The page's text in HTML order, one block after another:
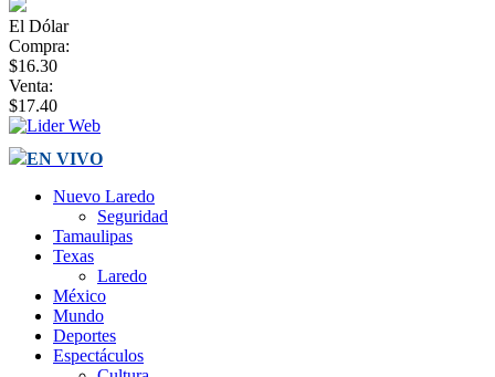
El Dólar
Compra:
$16.30
Venta:
$17.40
EN VIVO
Nuevo Laredo
Seguridad
Tamaulipas
Texas
Laredo
México
Mundo
Deportes
Espectáculos